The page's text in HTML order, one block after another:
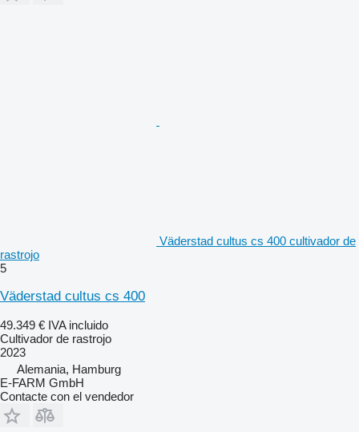
Väderstad cultus cs 400 cultivador de
rastrojo
5
Väderstad cultus cs 400
49.349 € IVA incluido
Cultivador de rastrojo
2023
Alemania, Hamburg
E-FARM GmbH
Contacte con el vendedor